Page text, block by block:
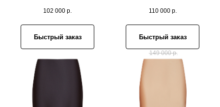
102 000 р.
Быстрый заказ
110 000 р.
Быстрый заказ
149 000 р.